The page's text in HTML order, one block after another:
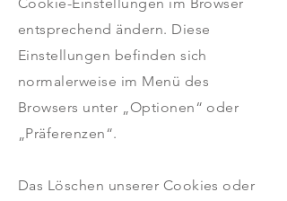
entsprechend ändern. Diese
Einstellungen befinden sich
normalerweise im Menü des
Browsers unter „Optionen“ oder
„Präferenzen“.
Das Löschen unserer Cookies oder